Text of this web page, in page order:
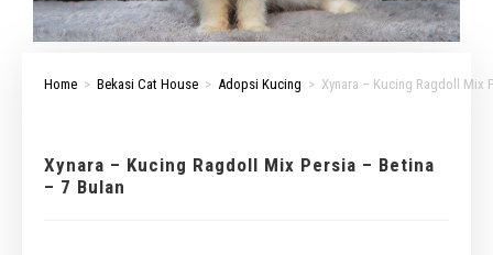
Home > Bekasi Cat House > Adopsi Kucing > Xynara – Kucing Ragdoll Mix
Xynara – Kucing Ragdoll Mix Persia – Betina
– 7 Bulan